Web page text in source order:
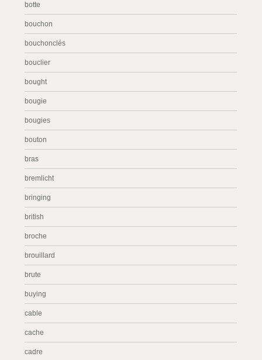
botte
bouchon
bouchonclés
bouclier
bought
bougie
bougies
bouton
bras
bremlicht
bringing
british
broche
brouillard
brute
buying
cable
cache
cadre